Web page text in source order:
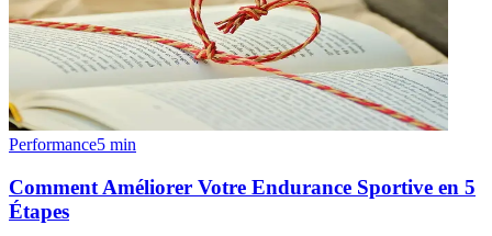
Performance5 min
Comment Améliorer Votre Endurance Sportive en 5
Étapes